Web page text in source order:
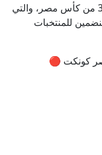
ويأتي هذا اللقاء في إطار مباريات دور الـ32 من كأس مصر، والتي
للمنتخبات
كونكت 🔴